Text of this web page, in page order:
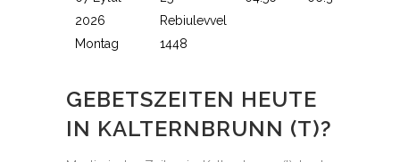
2026
Montag
Rebiulevvel
1448
GEBETSZEITEN HEUTE
IN KALTERNBRUNN (T)?